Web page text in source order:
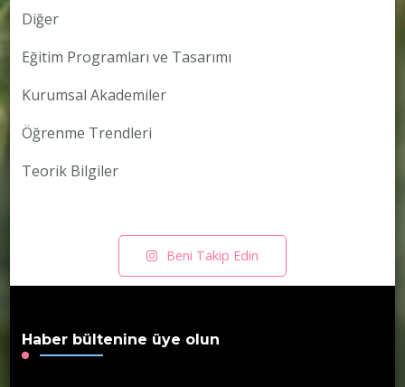
Diğer
Eğitim Programları ve Tasarımı
Kurumsal Akademiler
Öğrenme Trendleri
Teorik Bilgiler
Beni Takip Edin
Haber bültenine üye olun